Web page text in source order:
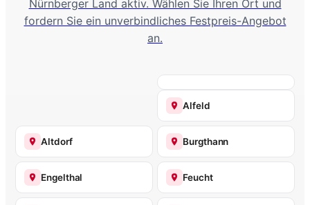
Nürnberger Land aktiv. Wählen Sie Ihren Ort und
fordern Sie ein unverbindliches Festpreis-Angebot
an.
Alfeld
Altdorf Burgthann
Engelthal Feucht